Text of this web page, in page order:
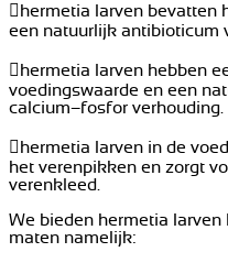
hermetia larven bevatten
een natuurlijk antibioticum
hermetia larven hebben
voedingswaarde en een
calcium–fosfor verhouding.
hermetia larven in de
het verenpikken en zorgt
verenkleed.
We bieden hermetia
maten namelijk: